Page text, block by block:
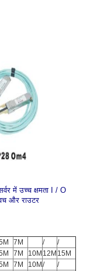
में उच्च क्षमता I / O
और राउटर
7M /
/
7M 10M 12M 15M
7M 10M /
/